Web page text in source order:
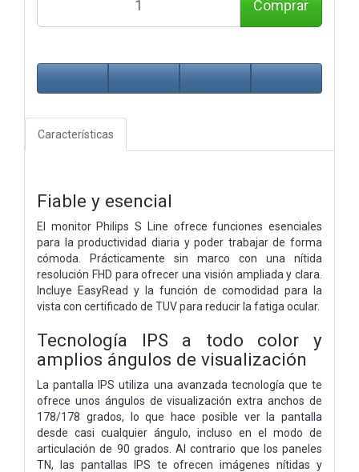
Comprar
Características
Fiable y esencial
El monitor Philips S Line ofrece funciones esenciales
para la productividad diaria y poder trabajar de forma
cómoda. Prácticamente sin marco con una nítida
resolución FHD para ofrecer una visión ampliada y clara.
Incluye EasyRead y la función de comodidad para la
vista con certificado de TUV para reducir la fatiga ocular.
Tecnología IPS a todo color y
amplios ángulos de visualización
La pantalla IPS utiliza una avanzada tecnología que te
ofrece unos ángulos de visualización extra anchos de
178/178 grados, lo que hace posible ver la pantalla
desde casi cualquier ángulo, incluso en el modo de
articulación de 90 grados. Al contrario que los paneles
TN, las pantallas IPS te ofrecen imágenes nítidas y